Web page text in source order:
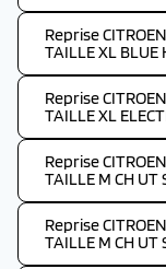
Reprise
TAILLE XL BLUE
Reprise
TAILLE XL
Reprise
TAILLE M CH UT
Reprise
TAILLE M CH UT